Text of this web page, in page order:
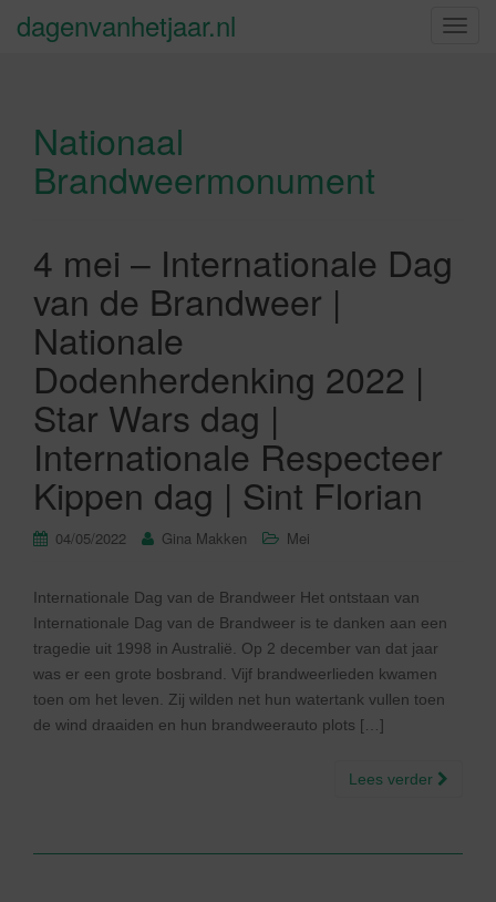
S
dagenvanhetjaar.nl
Nationaal
Brandweermonument
4 mei – Internationale Dag
van de Brandweer |
Nationale
Dodenherdenking 2022 |
Star Wars dag |
Internationale Respecteer
Kippen dag | Sint Florian
04/05/2022 Gina Makken Mei
Internationale Dag van de Brandweer Het ontstaan van
Internationale Dag van de Brandweer is te danken aan een
tragedie uit 1998 in Australië. Op 2 december van dat jaar
was er een grote bosbrand. Vijf brandweerlieden kwamen
toen om het leven. Zij wilden net hun watertank vullen toen
de wind draaiden en hun brandweerauto plots […]
Lees verder